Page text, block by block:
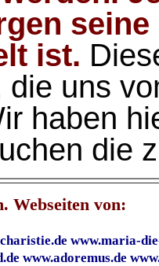
ist.
die uns
haben
die
Webseiten von:
www.maria-
www.adoremus.de